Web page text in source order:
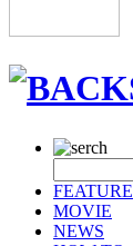
FEATURE
MOVIE
NEWS